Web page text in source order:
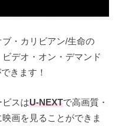
・カリビアン/生命の
デオ・オン・デマンド
きます！
スはU-NEXTで高画質・
画を見ることができま